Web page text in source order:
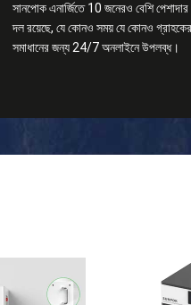
সানপোক এনার্জিতে 10 জনেরও বেশি
দল রয়েছে, যে কোনও সময় যে কোনও
সমাধানের জন্য 24/7 অনলাইনে উপলব্ধ।